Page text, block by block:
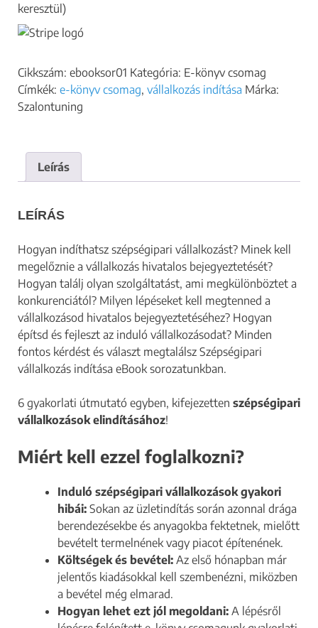
keresztül)
Cikkszám: ebooksor01 Kategória: E-könyv csomag
Címkék: e-könyv csomag, vállalkozás indítása Márka:
Szalontuning
Leírás
LEÍRÁS
Hogyan indíthatsz szépségipari vállalkozást? Minek kell
megelőznie a vállalkozás hivatalos bejegyeztetését?
Hogyan találj olyan szolgáltatást, ami megkülönböztet a
konkurenciától? Milyen lépéseket kell megtenned a
vállalkozásod hivatalos bejegyeztetéséhez? Hogyan
építsd és fejleszt az induló vállalkozásodat? Minden
fontos kérdést és választ megtalálsz Szépségipari
vállalkozás indítása eBook sorozatunkban.
6 gyakorlati útmutató egyben, kifejezetten szépségipari
vállalkozások elindításához!
Miért kell ezzel foglalkozni?
Induló szépségipari vállalkozások gyakori
hibái: Sokan az üzletindítás során azonnal drága
berendezésekbe és anyagokba fektetnek, mielőtt
bevételt termelnének vagy piacot építenének.
Költségek és bevétel: Az első hónapban már
jelentős kiadásokkal kell szembenézni, miközben
a bevétel még elmarad.
Hogyan lehet ezt jól megoldani: A lépésről